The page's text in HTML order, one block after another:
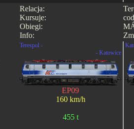
Relacja:
Kursuje:
Obiegi:
Info:
Terespol -
- Katowice
EP09
160 km/h
455 t